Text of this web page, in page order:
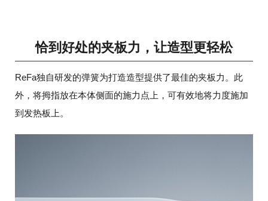
恰到好处的夹板力，让造型更轻松
ReFa独自研发的弹簧为打造造型提供了最佳的夹板力。此
外，将拇指放在本体侧面的施力点上，可有效地将力度施加
到发热板上。